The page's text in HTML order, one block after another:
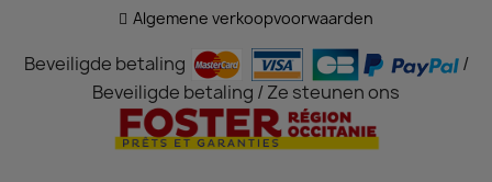
Algemene verkoopvoorwaarden
Beveiligde betaling
/
Beveiligde betaling / Ze steunen ons